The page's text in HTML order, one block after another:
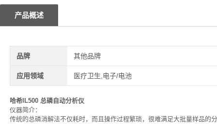
产品概述
品牌 其他品牌
应用领域 医疗卫生,电子/电池
哈希IL500 总磷自动分析仪
仪器简介：
传统的总磷消解法不仅耗时，而且操作过程繁琐，很难满足大批量样品的